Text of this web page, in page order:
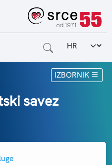
Odabir
IZBORNIK
usluga
ustanove
savez